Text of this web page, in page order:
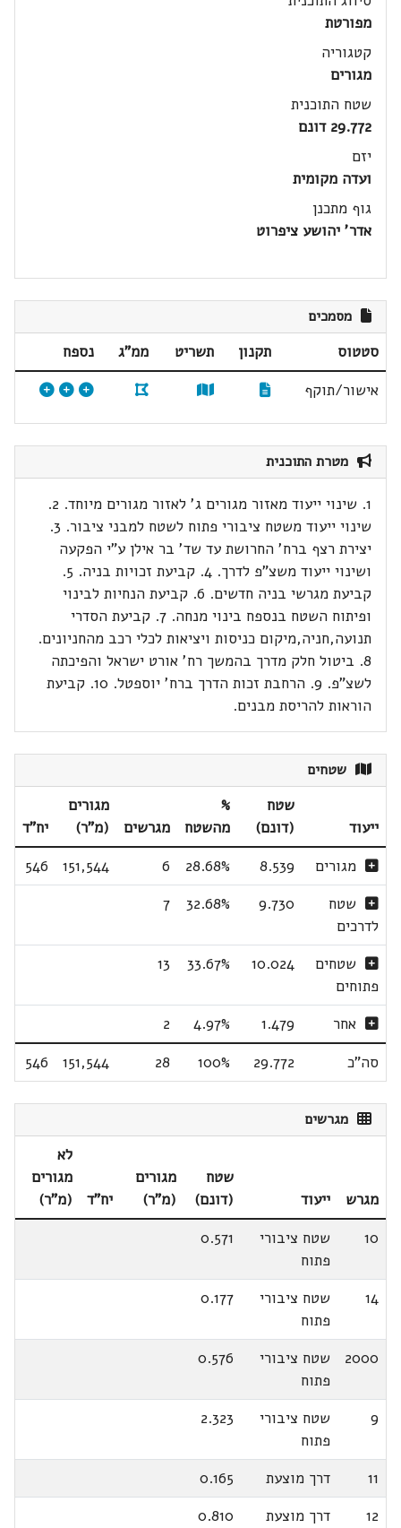
מפורטת
קטגוריה
מגורים
שטח התוכנית
29.772 דונם
יזם
ועדה מקומית
גוף מתכנן
אדר' יהושע ציפרוט
מסמכים
סטטוס תקנון תשריט ממ"ג
נספח
אישור/תוקף
מטרת התוכנית
1. שינוי ייעוד מאזור מגורים ג' לאזור מגורים מיוחד. 2.
שינוי ייעוד משטח ציבורי פתוח לשטח למבני ציבור. 3.
יצירת רצף ברח' החרושת עד שד' בר אילן ע"י הפקעה
ושינוי ייעוד משצ"פ לדרך. 4. קביעת זכויות בניה. 5.
קביעת מגרשי בניה חדשים. 6. קביעת הנחיות לבינוי
ופיתוח השטח בנספח בינוי מנחה. 7. קביעת הסדרי
תנועה,חניה,מיקום כניסות ויציאות לכלי רכב מהחניונים.
8. ביטול חלק מדרך בהמשך רח' אורט ישראל והפיכתה
לשצ"פ. 9. הרחבת זכות הדרך ברח' יוספטל. 10. קביעת
הוראות להריסת מבנים.
שטחים
ייעוד
שטח
(דונם)
%
מהשטח
מגרשים
מגורים
(מ"ר)
יח"ד
מגורים
8.539
28.68%
6
151,544
546
שטח
לדרכים
9.730
32.68%
7
שטחים
פתוחים
10.024
33.67%
13
אחר 1.479
4.97%
2
סה"כ
29.772
100%
28
151,544
546
מגרשים
מגרש ייעוד
שטח
(דונם)
מגורים
(מ"ר)
יח"ד
לא
מגורים
(מ"ר)
10
שטח ציבורי
פתוח
0.571
14
שטח ציבורי
פתוח
0.177
2000
שטח ציבורי
פתוח
0.576
9
שטח ציבורי
פתוח
2.323
11 דרך מוצעת
0.165
12
דרך מוצעת 0.810